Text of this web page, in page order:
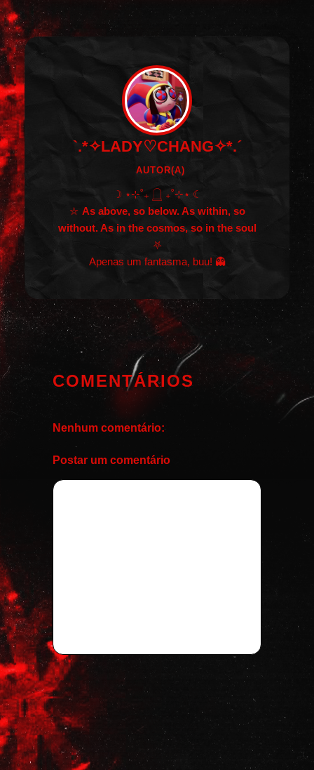
`.*✧LADY♡CHANG✧*.´
AUTOR(A)
☽ ⋆⊹˚₊ 𓉸 ₊˚⊹⋆ ☾
⛦ As above, so below. As within, so
without. As in the cosmos, so in the soul
⛧
Apenas um fantasma, buu! 👻
COMENTÁRIOS
Nenhum comentário:
Postar um comentário